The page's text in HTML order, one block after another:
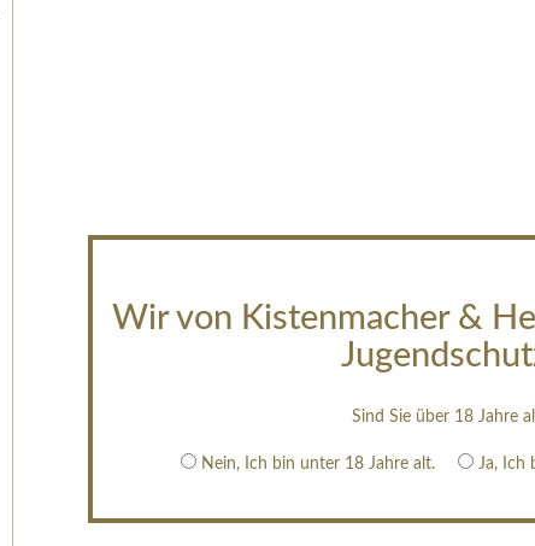
Wir von Kistenmacher &
Sind Sie über 18 Jahre
Nein, Ich bin unter 18 Jahre alt. Ja, Ich